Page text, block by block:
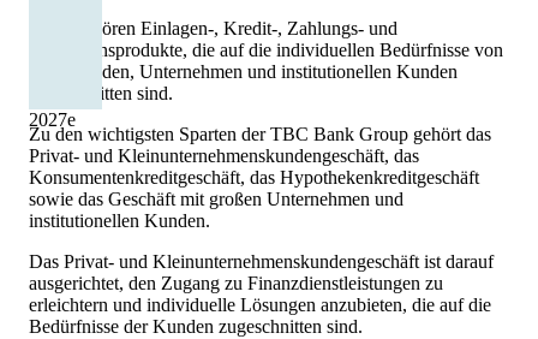
2027e
Dazu gehören Einlagen-, Kredit-, Zahlungs- und
Investitionsprodukte, die auf die individuellen Bedürfnisse von
Privatkunden, Unternehmen und institutionellen Kunden
zugeschnitten sind.
Zu den wichtigsten Sparten der TBC Bank Group gehört das
Privat- und Kleinunternehmenskundengeschäft, das
Konsumentenkreditgeschäft, das Hypothekenkreditgeschäft
sowie das Geschäft mit großen Unternehmen und
institutionellen Kunden.
Das Privat- und Kleinunternehmenskundengeschäft ist darauf
ausgerichtet, den Zugang zu Finanzdienstleistungen zu
erleichtern und individuelle Lösungen anzubieten, die auf die
Bedürfnisse der Kunden zugeschnitten sind.